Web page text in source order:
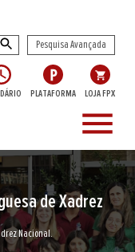
Pesquisa Avançada
PLATAFORMA LOJA FPX
menu
de Xadrez
Nacional.